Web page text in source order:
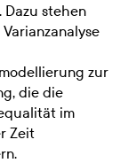
Dazu stehen
Varianzanalyse
zur
die die
im
Zeit